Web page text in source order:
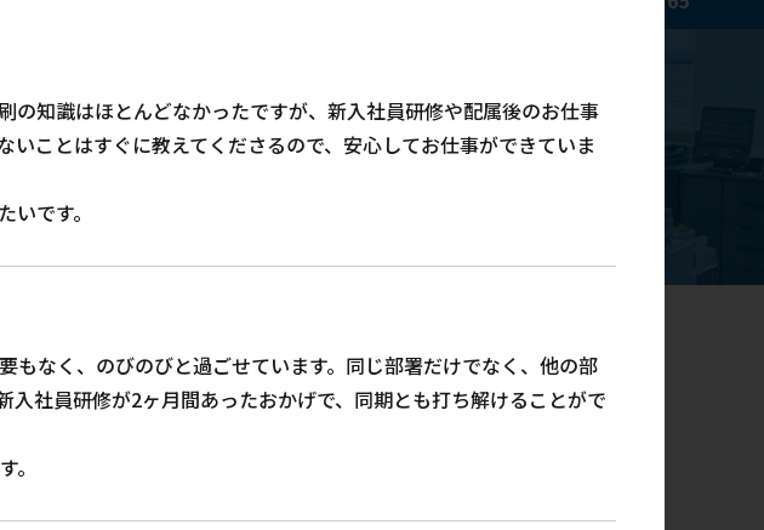
知識はほとんどなかったですが、新入社員研修や配属後のお仕事
ことはすぐに教えてくださるので、安心してお仕事ができていま
です。
なく、のびのびと過ごせています。同じ部署だけでなく、他の部
社員研修が2ヶ月間あったおかげで、同期とも打ち解けることがで
。